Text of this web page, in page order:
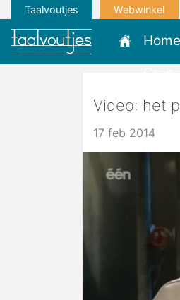
Taalvoutjes Webwinkel
Home
Video: het
17 feb 2014